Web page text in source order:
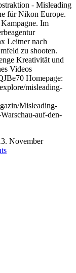
- Misleading
für Nikon Europe.
Im
Leitner nach
zu shooten.
Kreativität und
Videos
Homepage:
misleading-
Misleading-
auf-den-
November